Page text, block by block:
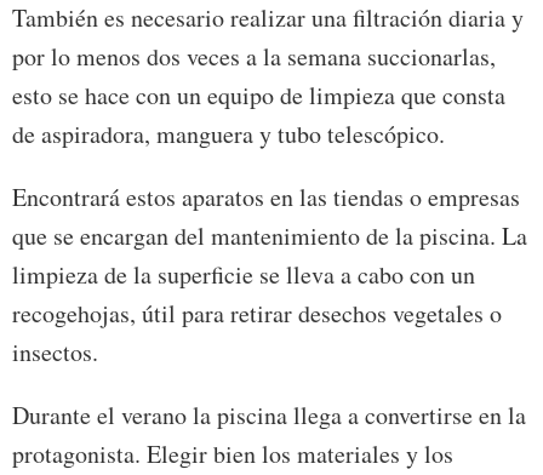
También es necesario realizar una filtración diaria y
por lo menos dos veces a la semana succionarlas,
esto se hace con un equipo de limpieza que consta
de aspiradora, manguera y tubo telescópico.
Encontrará estos aparatos en las tiendas o empresas
que se encargan del mantenimiento de la piscina. La
limpieza de la superficie se lleva a cabo con un
recogehojas, útil para retirar desechos vegetales o
insectos.
Durante el verano la piscina llega a convertirse en la
protagonista. Elegir bien los materiales y los